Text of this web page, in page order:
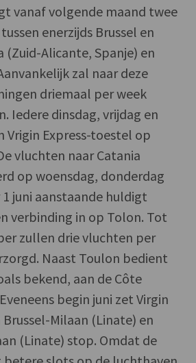
vanaf volgende maand twee
enerzijds Brussel en
(Zuid-Alicante, Spanje) en
zal naar deze
driemaal per week
Iedere dinsdag, vrijdag en
Vrigin Express-toestel op
vluchten naar Catania
op woensdag, donderdag
juni aanstaande huldigt
verbinding in op Tolon. Tot
zullen drie vluchten per
Naast Toulon bedient
bekend, aan de Côte
begin juni zet Virgin
Brussel-Milaan (Linate) en
(Linate) stop. Omdat de